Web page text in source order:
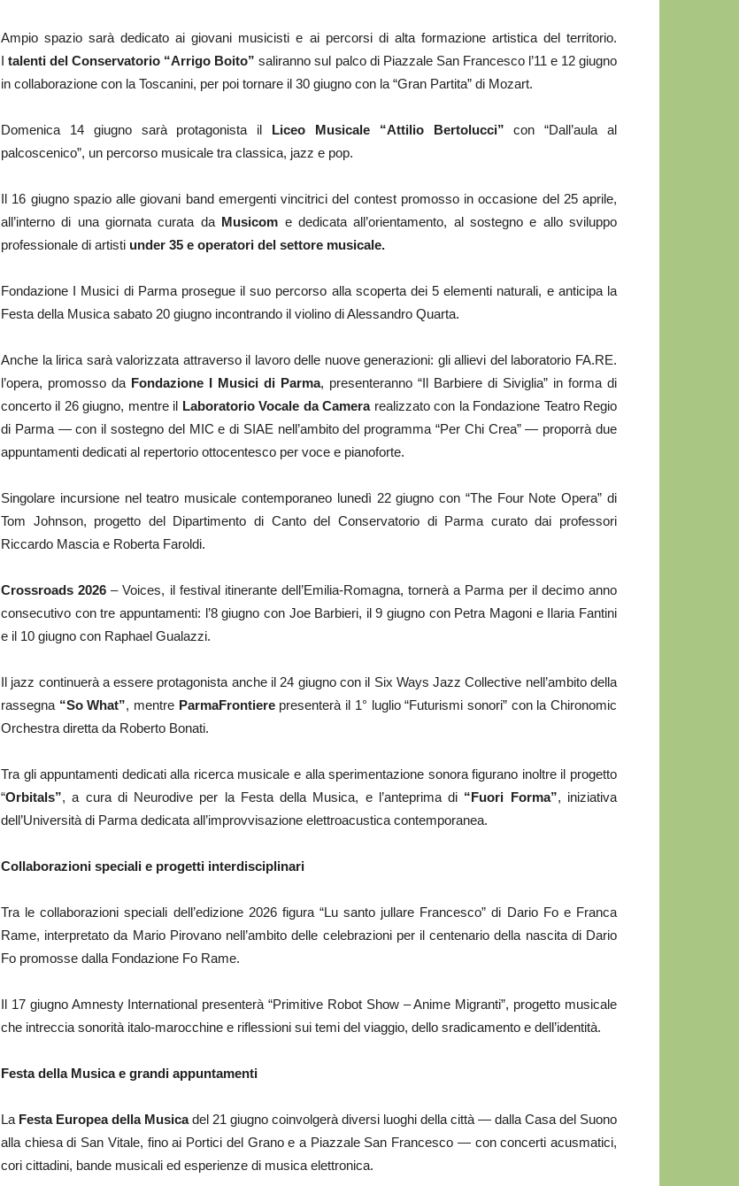
Ampio spazio sarà dedicato ai giovani musicisti e ai percorsi di alta formazione artistica del territorio.
Italenti del Conservatorio “Arrigo Boito” saliranno sul palco di Piazzale San Francesco l’11 e 12 giugno
in collaborazione con la Toscanini, per poi tornare il 30 giugno con la “Gran Partita” di Mozart.
Domenica 14 giugno sarà protagonista il Liceo Musicale “Attilio Bertolucci” con “Dall’aula al
palcoscenico”, un percorso musicale tra classica, jazz e pop.
Il 16 giugno spazio alle giovani band emergenti vincitrici del contest promosso in occasione del 25 aprile,
all’interno di una giornata curata da Musicom e dedicata all’orientamento, al sostegno e allo sviluppo
professionale di artisti under 35 e operatori del settore musicale.
Fondazione I Musici di Parma prosegue il suo percorso alla scoperta dei 5 elementi naturali, e anticipa la
Festa della Musica sabato 20 giugno incontrando il violino di Alessandro Quarta.
Anche la lirica sarà valorizzata attraverso il lavoro delle nuove generazioni: gli allievi del laboratorio FA.RE.
l’opera, promosso da Fondazione I Musici di Parma, presenteranno “Il Barbiere di Siviglia” in forma di
concerto il 26 giugno, mentre il Laboratorio Vocale da Camerarealizzato con la Fondazione Teatro Regio
di Parma — con il sostegno del MIC e di SIAE nell’ambito del programma “Per Chi Crea” — proporrà due
appuntamenti dedicati al repertorio ottocentesco per voce e pianoforte.
Singolare incursione nel teatro musicale contemporaneo lunedì 22 giugno con “The Four Note Opera” di
Tom Johnson, progetto del Dipartimento di Canto del Conservatorio di Parma curato dai professori
Riccardo Mascia e Roberta Faroldi.
Crossroads 2026 – Voices, il festival itinerante dell’Emilia-Romagna, tornerà a Parma per il decimo anno
consecutivo con tre appuntamenti: l’8 giugno con Joe Barbieri, il 9 giugno con Petra Magoni e Ilaria Fantini
e il 10 giugno con Raphael Gualazzi.
Il jazz continuerà a essere protagonista anche il 24 giugno con il Six Ways Jazz Collective nell’ambito della
rassegna “So What”, mentre ParmaFrontierepresenterà il 1° luglio “Futurismi sonori” con la Chironomic
Orchestra diretta da Roberto Bonati.
Tra gli appuntamenti dedicati alla ricerca musicale e alla sperimentazione sonora figurano inoltre il progetto
“Orbitals”, a cura di Neurodive per la Festa della Musica, e l’anteprima di “Fuori Forma”, iniziativa
dell’Università di Parma dedicata all’improvvisazione elettroacustica contemporanea.
Collaborazioni speciali e progetti interdisciplinari
Tra le collaborazioni speciali dell’edizione 2026 figura “Lu santo jullare Francesco” di Dario Fo e Franca
Rame, interpretato da Mario Pirovano nell’ambito delle celebrazioni per il centenario della nascita di Dario
Fo promosse dalla Fondazione Fo Rame.
Il 17 giugno Amnesty International presenterà “Primitive Robot Show – Anime Migranti”, progetto musicale
che intreccia sonorità italo-marocchine e riflessioni sui temi del viaggio, dello sradicamento e dell’identità.
Festa della Musica e grandi appuntamenti
La Festa Europea della Musicadel 21 giugno coinvolgerà diversi luoghi della città — dalla Casa del Suono
alla chiesa di San Vitale, fino ai Portici del Grano e a Piazzale San Francesco — con concerti acusmatici,
cori cittadini, bande musicali ed esperienze di musica elettronica.